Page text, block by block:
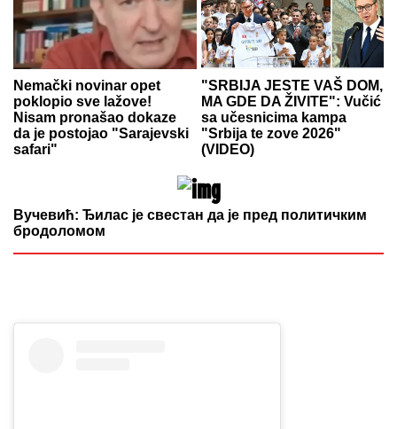
Nemački novinar opet
poklopio sve lažove!
Nisam pronašao dokaze
da je postojao "Sarajevski
safari"
"SRBIJA JESTE VAŠ DOM,
MA GDE DA ŽIVITE": Vučić
sa učesnicima kampa
"Srbija te zove 2026"
(VIDEO)
Вучевић: Ђилас је свестан да је пред политичким
бродоломом